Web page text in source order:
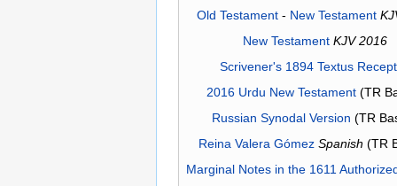
Old Testament- New Testament
New Testament KJV 2016
Scrivener's 1894 Textus
2016 Urdu New Testament(TR
Russian Synodal Version (TR
Reina Valera Gómez Spanish (TR
Marginal Notes in the 1611